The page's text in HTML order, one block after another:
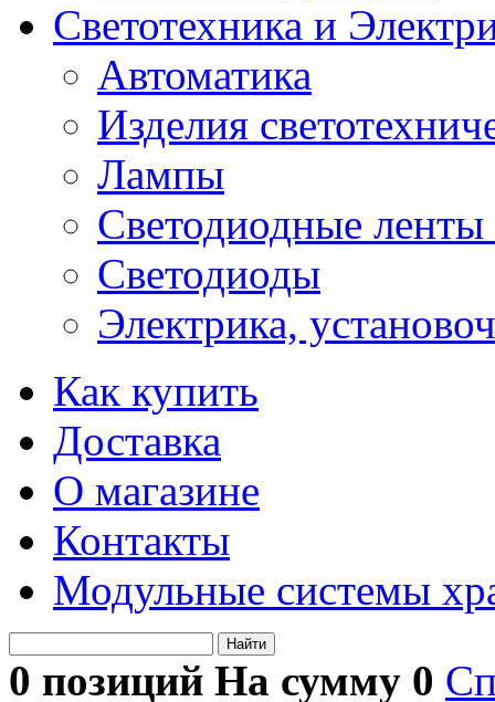
Светотехника и
Автоматика
Изделия
Лампы
Светодиодные
Светодиоды
Электрика,
Как купить
Доставка
О магазине
Контакты
Модульные системы
Найти
0 позиций На сумму 0